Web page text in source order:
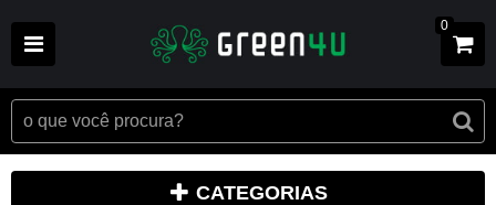
0
CATEGORIAS